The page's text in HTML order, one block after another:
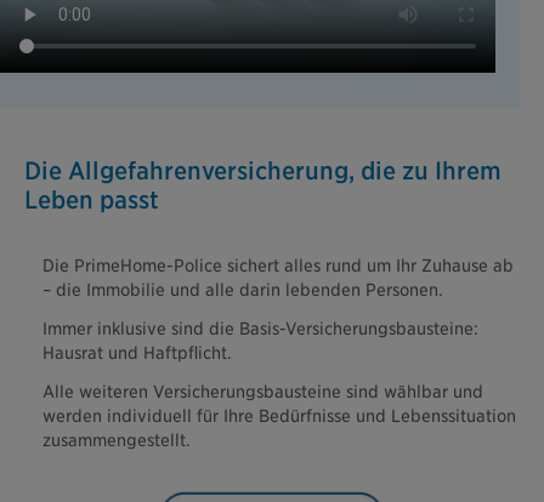
Die Allgefahrenversicherung, die zu Ihrem
Leben passt
Die PrimeHome-Police sichert alles rund um Ihr Zuhause ab
– die Immobilie und alle darin lebenden Personen.
Immer inklusive sind die Basis-Versicherungsbausteine:
Hausrat und Haftpflicht.
Alle weiteren Versicherungsbausteine sind wählbar und
werden individuell für Ihre Bedürfnisse und Lebenssituation
zusammengestellt.